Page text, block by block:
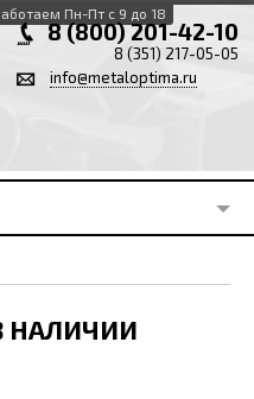
Пн-Пт с 9 до 18
8 (800) 201-42-10
8 (351) 217-05-05
info@metaloptima.ru
НАЛИЧИИ